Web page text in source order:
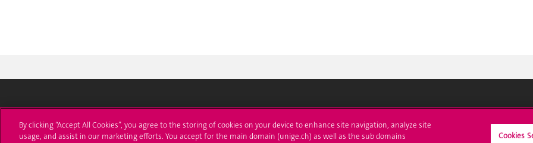
Université de Genève S'inscrire à l'UNIGE L'UNIGE vous informe
By clicking “Accept All Cookies”, you agree to the storing of cookies on your device to enhance site navigation, analyze site
usage, and assist in our marketing efforts. You accept for the main domain (unige.ch) as well as the sub domains
Cookies